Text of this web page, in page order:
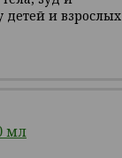
детей и взрослых
мл